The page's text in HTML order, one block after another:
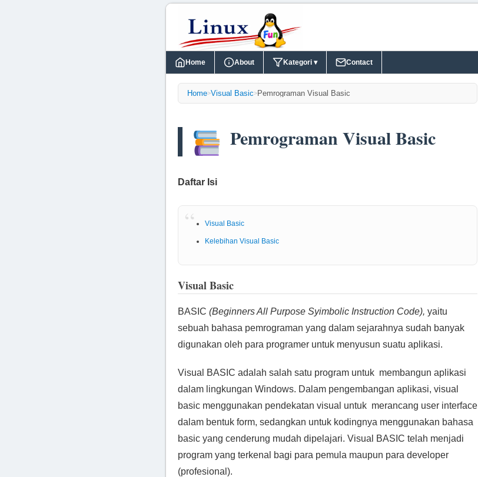
Home About Kategori ▾ Contact
Home>Visual Basic>Pemrograman Visual Basic
Pemrograman Visual Basic
Daftar Isi
Visual Basic
Kelebihan Visual Basic
Visual Basic
BASIC (Beginners All Purpose Syimbolic Instruction Code), yaitu
sebuah bahasa pemrograman yang dalam sejarahnya sudah banyak
digunakan oleh para programer untuk menyusun suatu aplikasi.
Visual BASIC adalah salah satu program untuk membangun aplikasi
dalam lingkungan Windows. Dalam pengembangan aplikasi, visual
basic menggunakan pendekatan visual untuk merancang user interface
dalam bentuk form, sedangkan untuk kodingnya menggunakan bahasa
basic yang cenderung mudah dipelajari. Visual BASIC telah menjadi
program yang terkenal bagi para pemula maupun para developer
(profesional).